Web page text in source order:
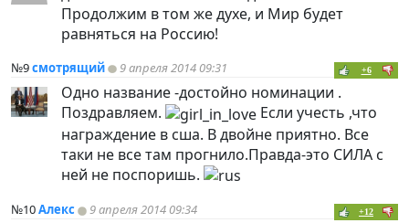
Продолжим в том же духе, и Мир будет
равняться на Россию!
№9смотрящий 9 апреля 2014 09:31 +6
Одно название -достойно номинации .
Поздравляем.
Если учесть ,что
награждение в сша. В двойне приятно. Все
таки не все там прогнило.Правда-это СИЛА с
ней не поспоришь.
№10Алекс 9 апреля 2014 09:34 +12